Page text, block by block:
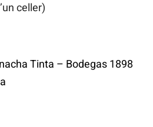
celler)
Tinta – Bodegas 1898